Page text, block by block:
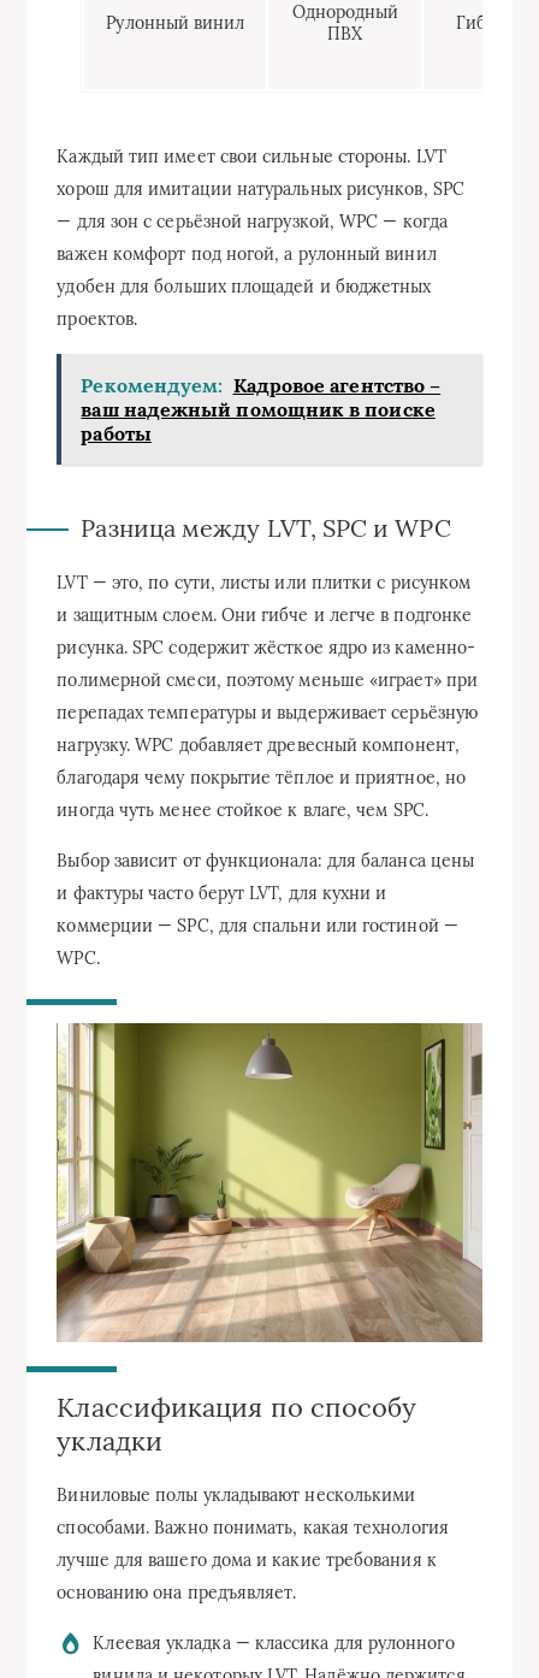
Рулонный винил
Однородный
ПВХ
Гибкий
Каждый тип имеет свои сильные стороны. LVT
хорош для имитации натуральных рисунков, SPC
— для зон с серьёзной нагрузкой, WPC — когда
важен комфорт под ногой, а рулонный винил
удобен для больших площадей и бюджетных
проектов.
Рекомендуем: Кадровое агентство –
ваш надежный помощник в поиске
работы
Разница между LVT, SPC и WPC
LVT — это, по сути, листы или плитки с рисунком
и защитным слоем. Они гибче и легче в подгонке
рисунка. SPC содержит жёсткое ядро из каменно-
полимерной смеси, поэтому меньше «играет» при
перепадах температуры и выдерживает серьёзную
нагрузку. WPC добавляет древесный компонент,
благодаря чему покрытие тёплое и приятное, но
иногда чуть менее стойкое к влаге, чем SPC.
Выбор зависит от функционала: для баланса цены
и фактуры часто берут LVT, для кухни и
коммерции — SPC, для спальни или гостиной —
WPC.
Классификация по способу
укладки
Виниловые полы укладывают несколькими
способами. Важно понимать, какая технология
лучше для вашего дома и какие требования к
основанию она предъявляет.
Клеевая укладка — классика для рулонного